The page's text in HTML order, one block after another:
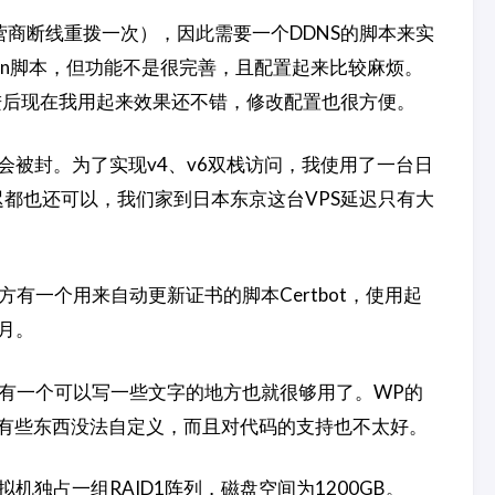
断线重拨一次），因此需要一个DDNS的脚本来实
本，但功能不是很完善，且配置起来比较麻烦。
现在我用起来效果还不错，修改配置也很方便。
封。为了实现v4、v6双栈访问，我使用了一台日
也还可以，我们家到日本东京这台VPS延迟只有大
有一个用来自动更新证书的脚本Certbot，使用起
一个可以写一些文字的地方也就很够用了。WP的
东西没法自定义，而且对代码的支持也不太好。
独占一组RAID1阵列，磁盘空间为1200GB。